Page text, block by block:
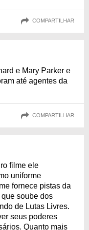
COMPARTILHAR
e Mary Parker e
até agentes da
COMPARTILHAR
filme ele
uniforme
fornece pistas da
soube dos
de Lutas Livres.
seus poderes
Quanto mais